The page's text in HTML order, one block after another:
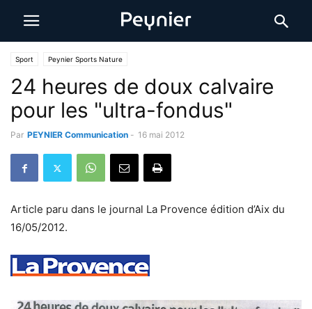
Sport Peynier Sports Nature
24 heures de doux calvaire
pour les "ultra-fondus"
Par PEYNIER Communication - 16 mai 2012
Article paru dans le journal La Provence édition d’Aix du
16/05/2012.